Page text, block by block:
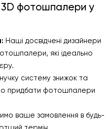
фотошпалери у
Наші досвідчені дизайнери
які ідеально
систему знижок та
придбати фотошпалери
ваше замовлення в будь-